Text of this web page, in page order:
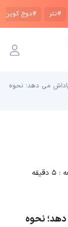
#تتر #دوج کوین
پاداش می دهد؛ نحوه
: ۵ دقیقه
نحوه